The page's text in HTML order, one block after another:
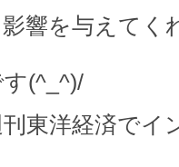
響を与えてく
(^_^)/
東洋経済でイ